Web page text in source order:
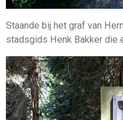
Staande bij het graf van
stadsgids Henk Bakker die